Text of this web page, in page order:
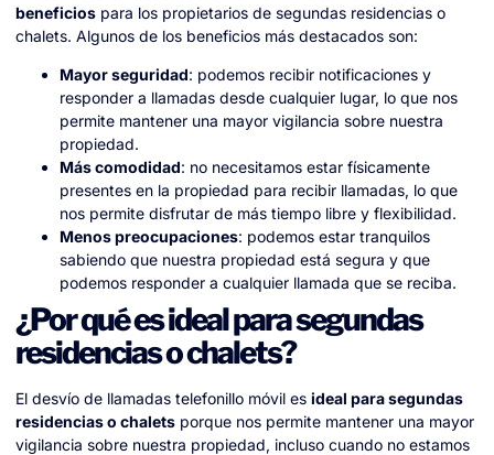
beneficios para los propietarios de segundas residencias o
chalets. Algunos de los beneficios más destacados son:
Mayor seguridad: podemos recibir notificaciones y
responder a llamadas desde cualquier lugar, lo que nos
permite mantener una mayor vigilancia sobre nuestra
propiedad.
Más comodidad: no necesitamos estar físicamente
presentes en la propiedad para recibir llamadas, lo que
nos permite disfrutar de más tiempo libre y flexibilidad.
Menos preocupaciones: podemos estar tranquilos
sabiendo que nuestra propiedad está segura y que
podemos responder a cualquier llamada que se reciba.
¿Por qué es ideal para segundas
residencias o chalets?
El desvío de llamadas telefonillo móvil es ideal para segundas
residencias o chalets porque nos permite mantener una mayor
vigilancia sobre nuestra propiedad, incluso cuando no estamos